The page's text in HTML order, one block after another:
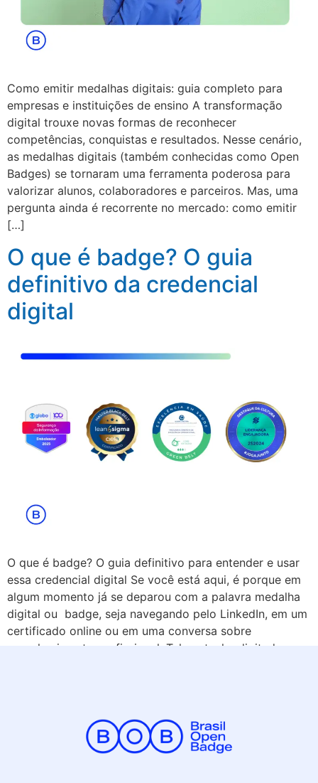
Como emitir medalhas digitais: guia completo para
empresas e instituições de ensino A transformação
digital trouxe novas formas de reconhecer
competências, conquistas e resultados. Nesse cenário,
as medalhas digitais (também conhecidas como Open
Badges) se tornaram uma ferramenta poderosa para
valorizar alunos, colaboradores e parceiros. Mas, uma
pergunta ainda é recorrente no mercado: como emitir
[…]
O que é badge? O guia
definitivo da credencial
digital
O que é badge? O guia definitivo para entender e usar
essa credencial digital Se você está aqui, é porque em
algum momento já se deparou com a palavra medalha
digital ou badge, seja navegando pelo LinkedIn, em um
certificado online ou em uma conversa sobre
reconhecimento profissional. Talvez tenha digitado no